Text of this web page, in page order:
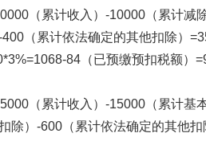
（累计收入）-10000（累计减
（累计依法确定的其他扣除）
84（已预缴预扣税额）
（累计收入）-15000（累计基
除）-600（累计依法确定的其他